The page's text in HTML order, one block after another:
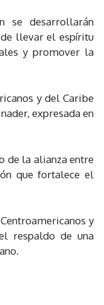
se desarrollarán
llevar el espíritu
y promover la
y del Caribe
expresada en
de la alianza entre
que fortalece el
y
respaldo de una